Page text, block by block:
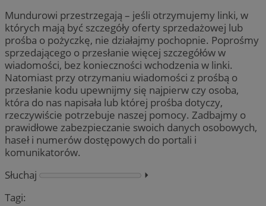
Mundurowi przestrzegają – jeśli otrzymujemy linki, w
których mają być szczegóły oferty sprzedażowej lub
prośba o pożyczkę, nie działajmy pochopnie. Poprośmy
sprzedającego o przesłanie więcej szczegółów w
wiadomości, bez konieczności wchodzenia w linki.
Natomiast przy otrzymaniu wiadomości z prośbą o
przesłanie kodu upewnijmy się najpierw czy osoba,
która do nas napisała lub której prośba dotyczy,
rzeczywiście potrzebuje naszej pomocy. Zadbajmy o
prawidłowe zabezpieczanie swoich danych osobowych,
haseł i numerów dostępowych do portali i
komunikatorów.
Słuchaj
⏵︎
Tagi: